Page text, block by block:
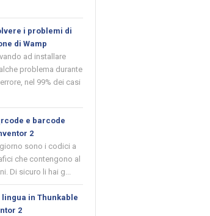
i problemi di
di Wamp
ad installare
problema durante
nel 99% dei casi
e barcode
2
sono i codici a
che contengono al
Di sicuro li hai g...
in Thunkable
2